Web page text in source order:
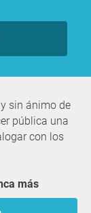
sin ánimo de
pública una
con los
más